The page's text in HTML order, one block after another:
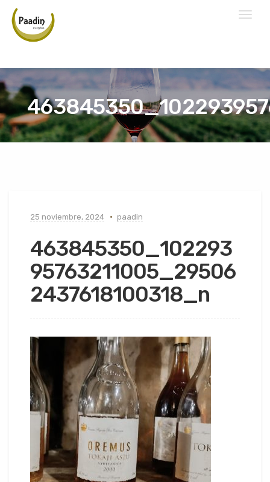
Toggle
25 noviembre, 2024 paadin
463845350_102293
95763211005_29506
2437618100318_n